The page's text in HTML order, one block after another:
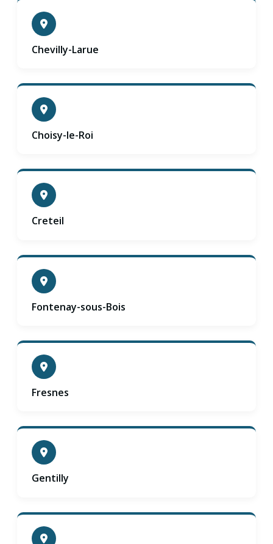
Chevilly-Larue
Choisy-le-Roi
Creteil
Fontenay-sous-Bois
Fresnes
Gentilly